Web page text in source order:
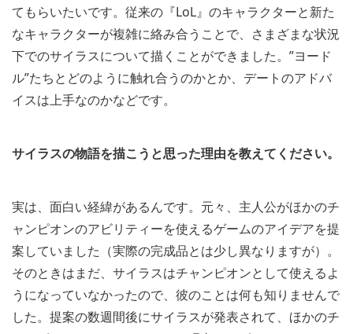
てもらいたいです。従来の『LoL』のキャラクターと新た
なキャラクターが複雑に絡み合うことで、さまざまな状況
下でのサイラスについて描くことができました。”ヨード
ル”たちとどのように触れ合うのかとか、デートのアドバ
イスは上手なのかなどです。
サイラスの物語を描こうと思った理由を教えてください。
実は、面白い経緯があるんです。元々、主人公がほかのチ
ャンピオンのアビリティーを使えるゲームのアイデアを提
案していました（実際の完成品とは少し異なりますが）。
そのときはまだ、サイラスはチャンピオンとして使えるよ
うになっていなかったので、彼のことは何も知りませんで
した。提案の数週間後にサイラスが発表されて、ほかのチ